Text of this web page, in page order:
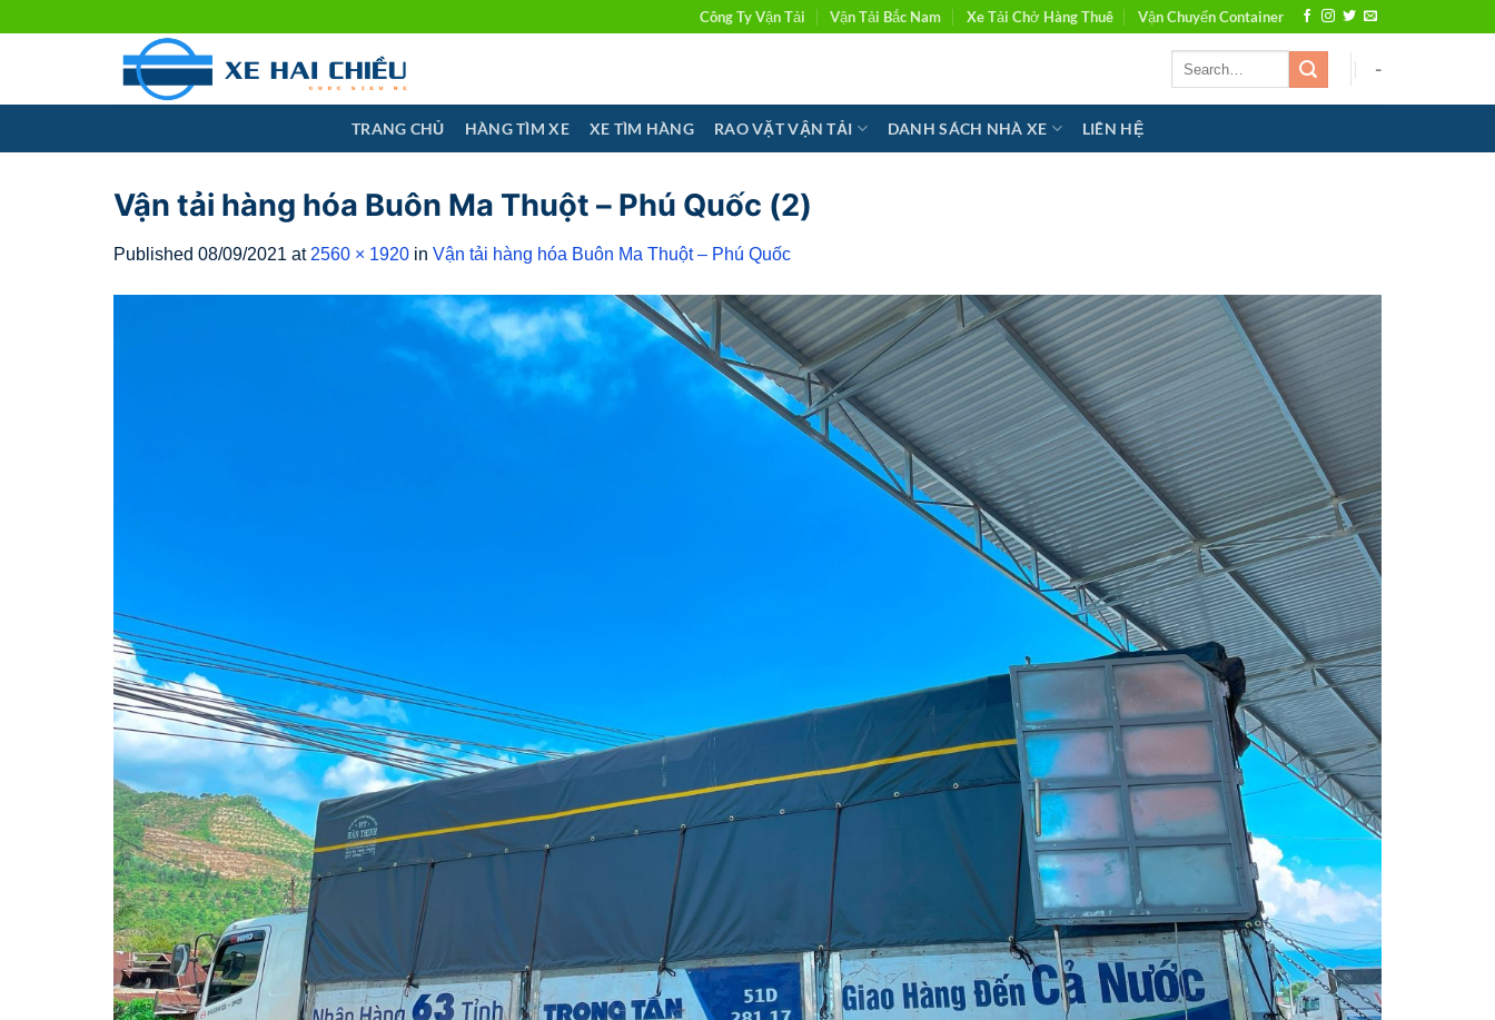
Công Ty Vận Tải Vận Tải Bắc Nam Xe Tải Chở Hàng Thuê Vận Chuyển Container
-
TRANG CHỦ HÀNG TÌM XE XE TÌM HÀNG RAO VẶT VẬN TẢI DANH SÁCH NHÀ XE LIÊN HỆ
Vận tải hàng hóa Buôn Ma Thuột – Phú Quốc (2)
Published 08/09/2021 at 2560 × 1920 in Vận tải hàng hóa Buôn Ma Thuột – Phú Quốc